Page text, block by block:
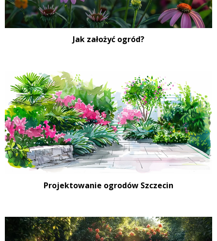
Jak założyć ogród?
Projektowanie ogrodów Szczecin